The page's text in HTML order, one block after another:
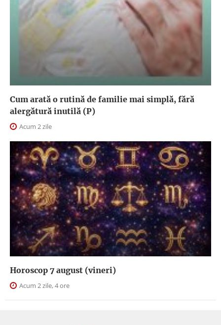
Cum arată o rutină de familie mai simplă, fără
alergătură inutilă (P)
Acum 2 zile
Horoscop 7 august (vineri)
Acum 2 zile, 4 ore